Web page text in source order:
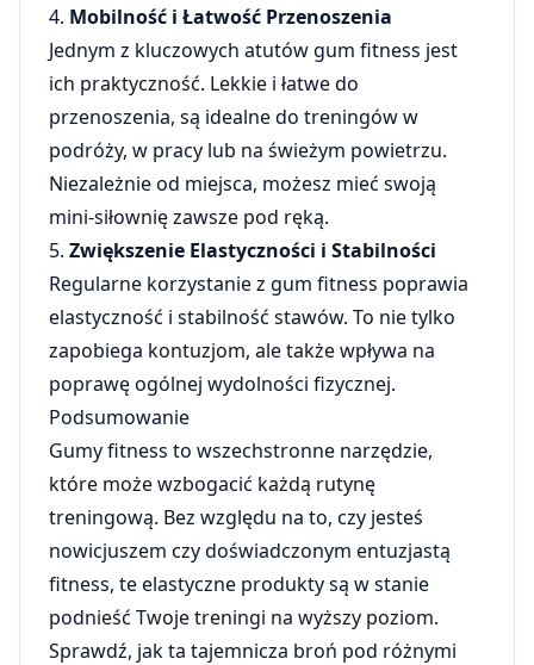
4. Mobilność i Łatwość Przenoszenia
Jednym z kluczowych atutów gum fitness jest
ich praktyczność. Lekkie i łatwe do
przenoszenia, są idealne do treningów w
podróży, w pracy lub na świeżym powietrzu.
Niezależnie od miejsca, możesz mieć swoją
mini-siłownię zawsze pod ręką.
5. Zwiększenie Elastyczności i Stabilności
Regularne korzystanie z gum fitness poprawia
elastyczność i stabilność stawów. To nie tylko
zapobiega kontuzjom, ale także wpływa na
poprawę ogólnej wydolności fizycznej.
Podsumowanie
Gumy fitness to wszechstronne narzędzie,
które może wzbogacić każdą rutynę
treningową. Bez względu na to, czy jesteś
nowicjuszem czy doświadczonym entuzjastą
fitness, te elastyczne produkty są w stanie
podnieść Twoje treningi na wyższy poziom.
Sprawdź, jak ta tajemnicza broń pod różnymi